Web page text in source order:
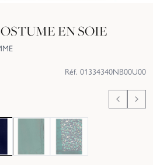
EN SOIE
Réf. 01334340NB00U00